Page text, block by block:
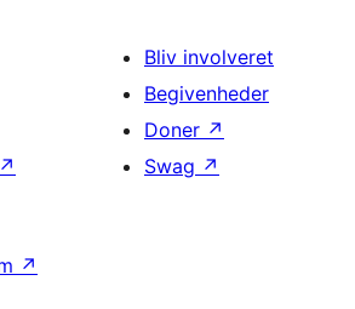
↗
Bliv involveret
Begivenheder
Doner ↗
Swag ↗
↗